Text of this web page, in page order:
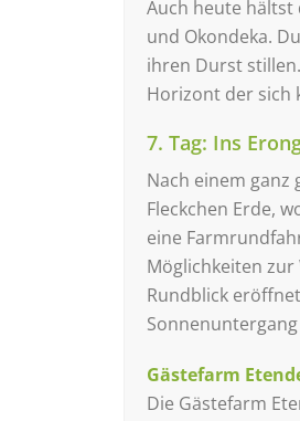
Auch heute hältst
und Okondeka.
ihren Durst
Horizont der sich
7. Tag: Ins
Nach einem
Fleckchen Erde,
eine
Möglichkeiten
Rundblick
Gästefarm
Die Gästefarm